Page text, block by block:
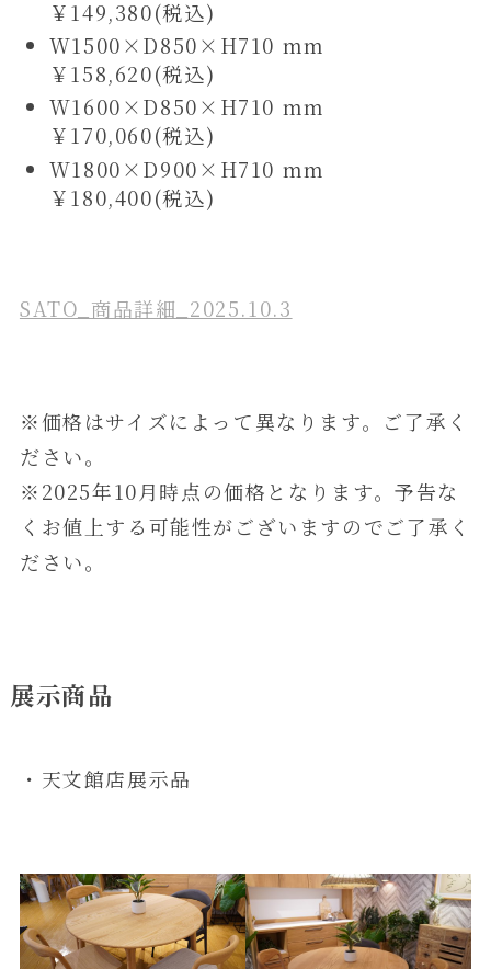
￥149,380(税込)
W1500×D850×H710 mm
￥158,620(税込)
W1600×D850×H710 mm
￥170,060(税込)
W1800×D900×H710 mm
￥180,400(税込)
SATO_商品詳細_2025.10.3
※価格はサイズによって異なります。ご了承く
ださい。
※2025年10月時点の価格となります。予告な
くお値上する可能性がございますのでご了承く
ださい。
展示商品
・天文館店展示品